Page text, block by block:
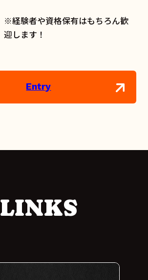
※経験者や資格保有はもちろん歓
迎します！
Entry
LINKS